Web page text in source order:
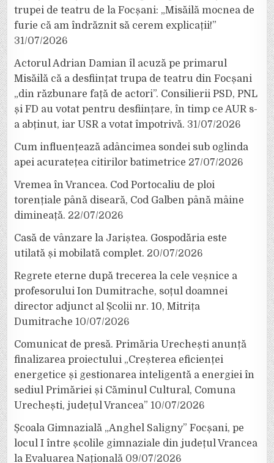
trupei de teatru de la Focșani: „Misăilă mocnea de
furie că am îndrăznit să cerem explicații!”
31/07/2026
Actorul Adrian Damian îl acuză pe primarul
Misăilă că a desființat trupa de teatru din Focșani
„din răzbunare față de actori”. Consilierii PSD, PNL
și FD au votat pentru desființare, în timp ce AUR s-
a abținut, iar USR a votat împotrivă. 31/07/2026
Cum influențează adâncimea sondei sub oglinda
apei acuratețea citirilor batimetrice 27/07/2026
Vremea în Vrancea. Cod Portocaliu de ploi
torențiale până diseară, Cod Galben până mâine
dimineață. 22/07/2026
Casă de vânzare la Jariștea. Gospodăria este
utilată și mobilată complet. 20/07/2026
Regrete eterne după trecerea la cele veșnice a
profesorului Ion Dumitrache, soțul doamnei
director adjunct al Școlii nr. 10, Mitrița
Dumitrache 10/07/2026
Comunicat de presă. Primăria Urechești anunță
finalizarea proiectului „Creșterea eficienței
energetice și gestionarea inteligentă a energiei în
sediul Primăriei și Căminul Cultural, Comuna
Urechești, județul Vrancea” 10/07/2026
Școala Gimnazială „Anghel Saligny” Focșani, pe
locul I între școlile gimnaziale din județul Vrancea
la Evaluarea Națională 09/07/2026